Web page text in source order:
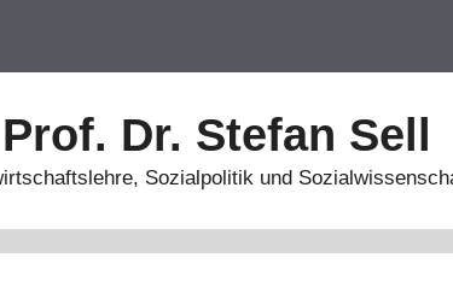
Prof. Dr. Stefan Sell
Sozialpolitik und